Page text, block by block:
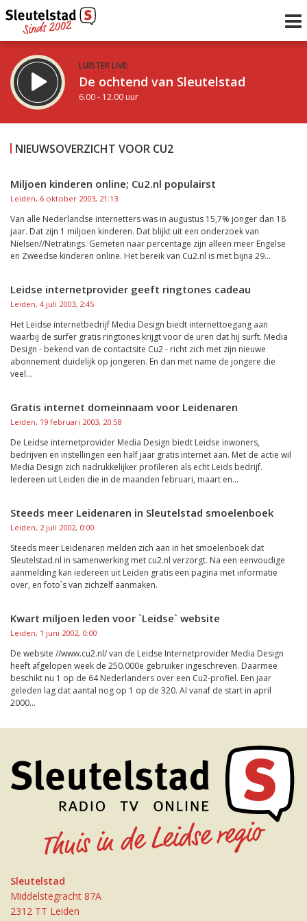
LUISTER LIVE:
De ochtend van Sleutelstad
6.00 - 12.00 uur
De middag van Sleutelstad
Inklappen
NIEUWSOVERZICHT VOOR CU2
Miljoen kinderen online; Cu2.nl populairst
Leiden, 6 oktober 2003, 21:13
Van alle Nederlandse internetters was in augustus 15,7% jonger dan 18
jaar. Dat zijn 1 miljoen kinderen. Dat blijkt uit een onderzoek van
Nielsen//Netratings. Gemeten naar percentage zijn alleen meer Engelse
en Zweedse kinderen online. Het bereik van Cu2.nl is met bijna 29...
Leidse internetprovider geeft ringtones cadeau
Leiden, 4 juli 2003, 2:45
Het Leidse internetbedrijf Media Design biedt internettoegang aan
waarbij de surfer gratis ringtones krijgt voor de uren dat hij surft. Media
Design - bekend van de contactsite Cu2 - richt zich met zijn nieuwe
abonnement duidelijk op jongeren. En dan met name de jongere die
veel...
Gratis internet domeinnaam voor Leidenaren
Leiden, 19 februari 2003, 20:58
De Leidse internetprovider Media Design biedt Leidse inwoners,
bedrijven en instellingen een half jaar gratis internet aan. Met de actie wil
Media Design zich nadrukkelijker profileren als echt Leids bedrijf.
Iedereen uit Leiden die in de maanden februari, maart en...
Steeds meer Leidenaren in Sleutelstad smoelenboek
Leiden, 2 juli 2002, 0:00
Steeds meer Leidenaren melden zich aan in het smoelenboek dat
Sleutelstad.nl in samenwerking met cu2.nl verzorgt. Na een eenvoudige
aanmelding kan iedereen uit Leiden gratis een pagina met informatie
over, en foto`s van zichzelf aanmaken.
Kwart miljoen leden voor `Leidse` website
Leiden, 1 juni 2002, 0:00
De website //www.cu2.nl/ van de Leidse Internetprovider Media Design
heeft afgelopen week de 250.000e gebruiker ingeschreven. Daarmee
beschikt nu 1 op de 64 Nederlanders over een Cu2-profiel. Een jaar
geleden lag dat aantal nog op 1 op de 320. Al vanaf de start in april
2000...
Sleutelstad
Middelstegracht 87A
2312 TT Leiden